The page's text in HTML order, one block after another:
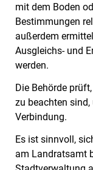
mit dem Boden
Bestimmungen
außerdem
Ausgleichs- und
werden.
Die Behörde
zu beachten
Verbindung.
Es ist sinnvoll,
am Landratsamt